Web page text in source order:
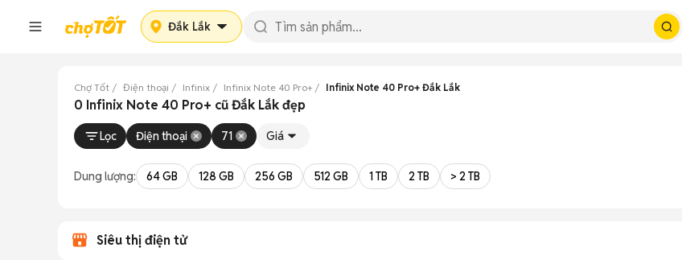
Đắk Lắk
Chợ Tốt Điện thoại Infinix Infinix Note 40 Pro+ Infinix Note 40 Pro+ Đắk Lắk
0 Infinix Note 40 Pro+ cũ Đắk Lắk đẹp
Lọc Điện thoại 71 Giá
Dung lượng: 64 GB 128 GB 256 GB 512 GB 1 TB 2 TB > 2 TB
Siêu thị điện tử